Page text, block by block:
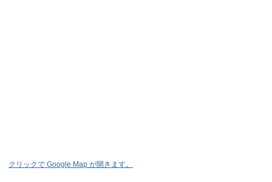
クリックで Google Map が開きます。